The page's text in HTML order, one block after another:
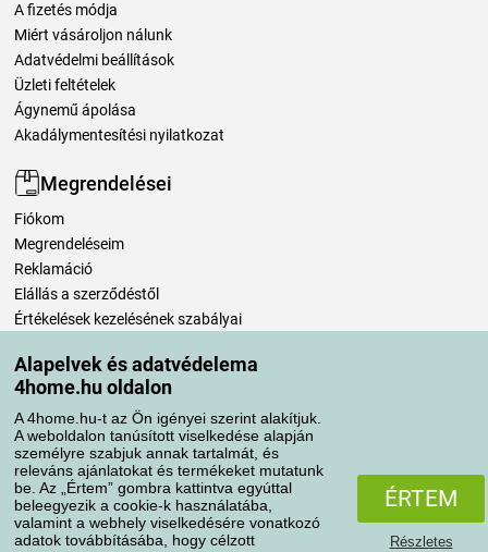
Alapelvek és adatvédelema
4home.hu oldalon
A 4home.hu-t az Ön igényei szerint alakítjuk.
A weboldalon tanúsított viselkedése alapján
személyre szabjuk annak tartalmát, és
releváns ajánlatokat és termékeket mutatunk
be. Az „Értem” gombra kattintva egyúttal
beleegyezik a cookie-k használatába,
valamint a webhely viselkedésére vonatkozó
adatok továbbításába, hogy célzott
ÉRTEM
Részletes
A fizetés módja
Miért vásároljon nálunk
Adatvédelmi beállítások
Üzleti feltételek
Ágynemű ápolása
Akadálymentesítési nyilatkozat
Megrendelései
Fiókom
Megrendeléseim
Reklamáció
Elállás a szerződéstől
Értékelések kezelésének szabályai
Szállítási módok
Fizetési módok